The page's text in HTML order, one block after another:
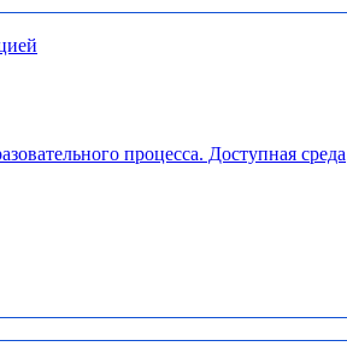
процесса. Доступная среда